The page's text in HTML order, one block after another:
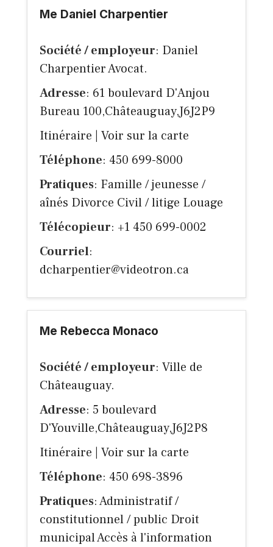
Me Daniel Charpentier
Société / employeur: Daniel
Charpentier Avocat.
Adresse: 61 boulevard D'Anjou
Bureau 100,Châteauguay,J6J2P9
Itinéraire
Voir sur la carte
Téléphone: 450 699-8000
Pratiques: Famille / jeunesse /
aînés Divorce Civil / litige Louage
Télécopieur: +1 450 699-0002
Courriel:
dcharpentier@videotron.ca
Me Rebecca Monaco
Société / employeur: Ville de
Châteauguay.
Adresse: 5 boulevard
D'Youville,Châteauguay,J6J2P8
Itinéraire
Voir sur la carte
Téléphone: 450 698-3896
Pratiques: Administratif /
constitutionnel / public Droit
municipal Accès à l'information